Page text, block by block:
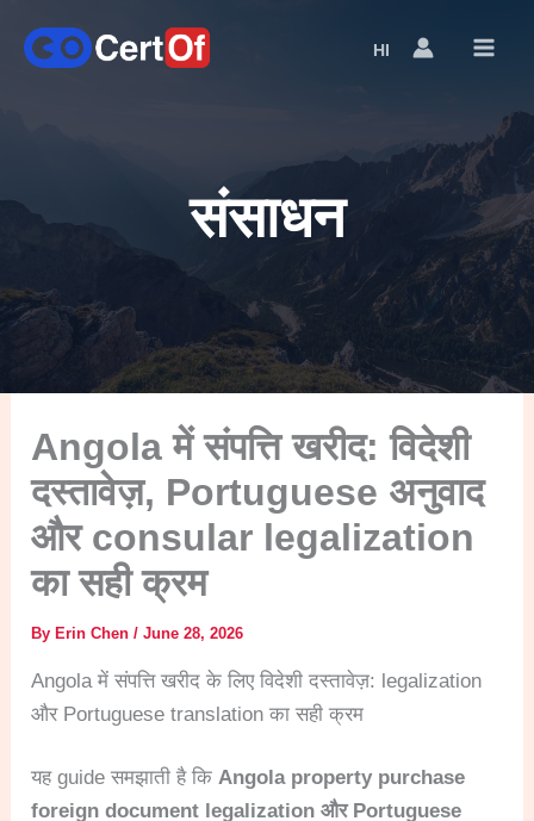
HILanguage
संसाधन
Angola में संपत्ति खरीद: विदेशी
दस्तावेज़, Portuguese अनुवाद
और consular legalization
का सही क्रम
ByErin Chen/June 28, 2026
Angola में संपत्ति खरीद के लिए विदेशी दस्तावेज़: legalization
और Portuguese translation का सही क्रम
यह guide समझाती है किAngola property purchase
foreign document legalization और Portuguese